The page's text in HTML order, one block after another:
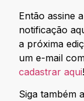
Então assine
notificação
a próxima
um e-mail
cadastrar aqui!
Siga também